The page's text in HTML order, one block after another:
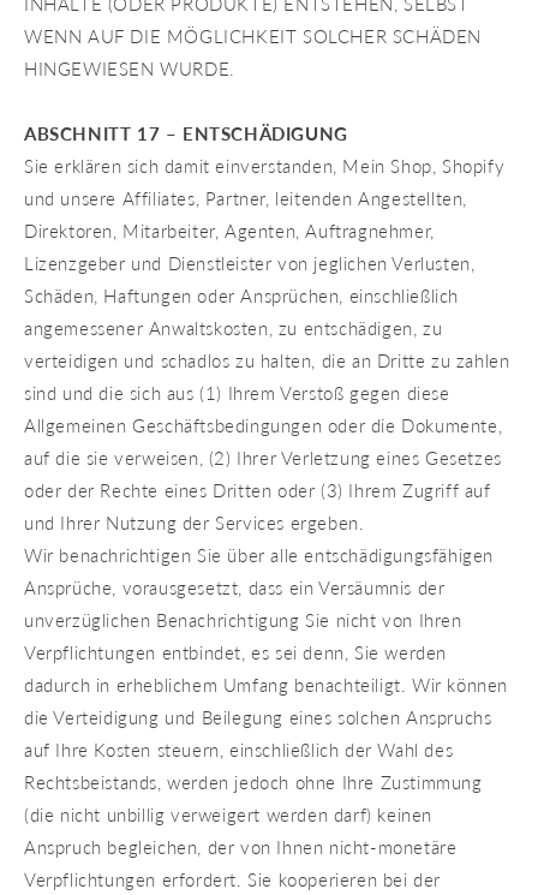
WENN AUF DIE MÖGLICHKEIT SOLCHER SCHÄDEN
HINGEWIESEN WURDE.
ABSCHNITT 17 – ENTSCHÄDIGUNG
Sie erklären sich damit einverstanden, Mein Shop, Shopify
und unsere Affiliates, Partner, leitenden Angestellten,
Direktoren, Mitarbeiter, Agenten, Auftragnehmer,
Lizenzgeber und Dienstleister von jeglichen Verlusten,
Schäden, Haftungen oder Ansprüchen, einschließlich
angemessener Anwaltskosten, zu entschädigen, zu
verteidigen und schadlos zu halten, die an Dritte zu zahlen
sind und die sich aus (1) Ihrem Verstoß gegen diese
Allgemeinen Geschäftsbedingungen oder die Dokumente,
auf die sie verweisen, (2) Ihrer Verletzung eines Gesetzes
oder der Rechte eines Dritten oder (3) Ihrem Zugriff auf
und Ihrer Nutzung der Services ergeben.
Wir benachrichtigen Sie über alle entschädigungsfähigen
Ansprüche, vorausgesetzt, dass ein Versäumnis der
unverzüglichen Benachrichtigung Sie nicht von Ihren
Verpflichtungen entbindet, es sei denn, Sie werden
dadurch in erheblichem Umfang benachteiligt. Wir können
die Verteidigung und Beilegung eines solchen Anspruchs
auf Ihre Kosten steuern, einschließlich der Wahl des
Rechtsbeistands, werden jedoch ohne Ihre Zustimmung
(die nicht unbillig verweigert werden darf) keinen
Anspruch begleichen, der von Ihnen nicht-monetäre
Verpflichtungen erfordert. Sie kooperieren bei der